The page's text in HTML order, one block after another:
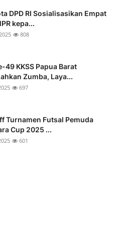
DPD RI Sosialisasikan Empat
kepa...
808
49 KKSS Papua Barat
Zumba, Laya...
697
Turnamen Futsal Pemuda
Cup 2025 ...
601